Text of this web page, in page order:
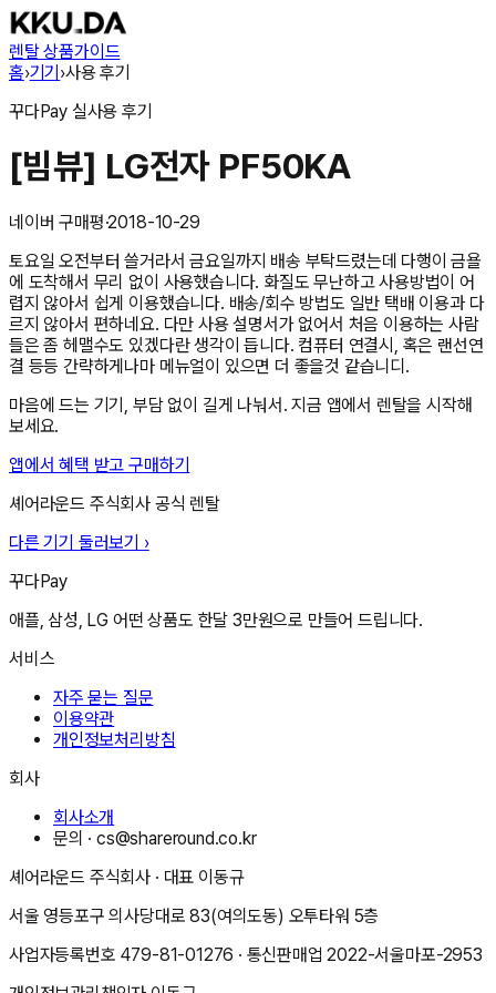
렌탈 상품가이드
홈›기기›사용 후기
꾸다Pay 실사용 후기
[빔뷰] LG전자 PF50KA
네이버 구매평·2018-10-29
토요일 오전부터 쓸거라서 금요일까지 배송 부탁드렸는데 다행이 금욜
에 도착해서 무리 없이 사용했습니다. 화질도 무난하고 사용방법이 어
렵지 않아서 쉽게 이용했습니다. 배송/회수 방법도 일반 택배 이용과 다
르지 않아서 편하네요. 다만 사용 설명서가 없어서 처음 이용하는 사람
들은 좀 헤맬수도 있겠다란 생각이 듭니다. 컴퓨터 연결시, 혹은 랜선연
결 등등 간략하게나마 메뉴얼이 있으면 더 좋을것 같습니디.
마음에 드는 기기, 부담 없이 길게 나눠서. 지금 앱에서 렌탈을 시작해
보세요.
앱에서 혜택 받고 구매하기
셰어라운드 주식회사 공식 렌탈
다른 기기 둘러보기 ›
꾸다Pay
애플, 삼성, LG 어떤 상품도 한달 3만원으로 만들어 드립니다.
서비스
자주 묻는 질문
이용약관
개인정보처리방침
회사
회사소개
문의 ·cs@shareround.co.kr
셰어라운드 주식회사 · 대표 이동규
서울 영등포구 의사당대로 83(여의도동) 오투타워 5층
사업자등록번호 479-81-01276 · 통신판매업2022-서울마포-2953